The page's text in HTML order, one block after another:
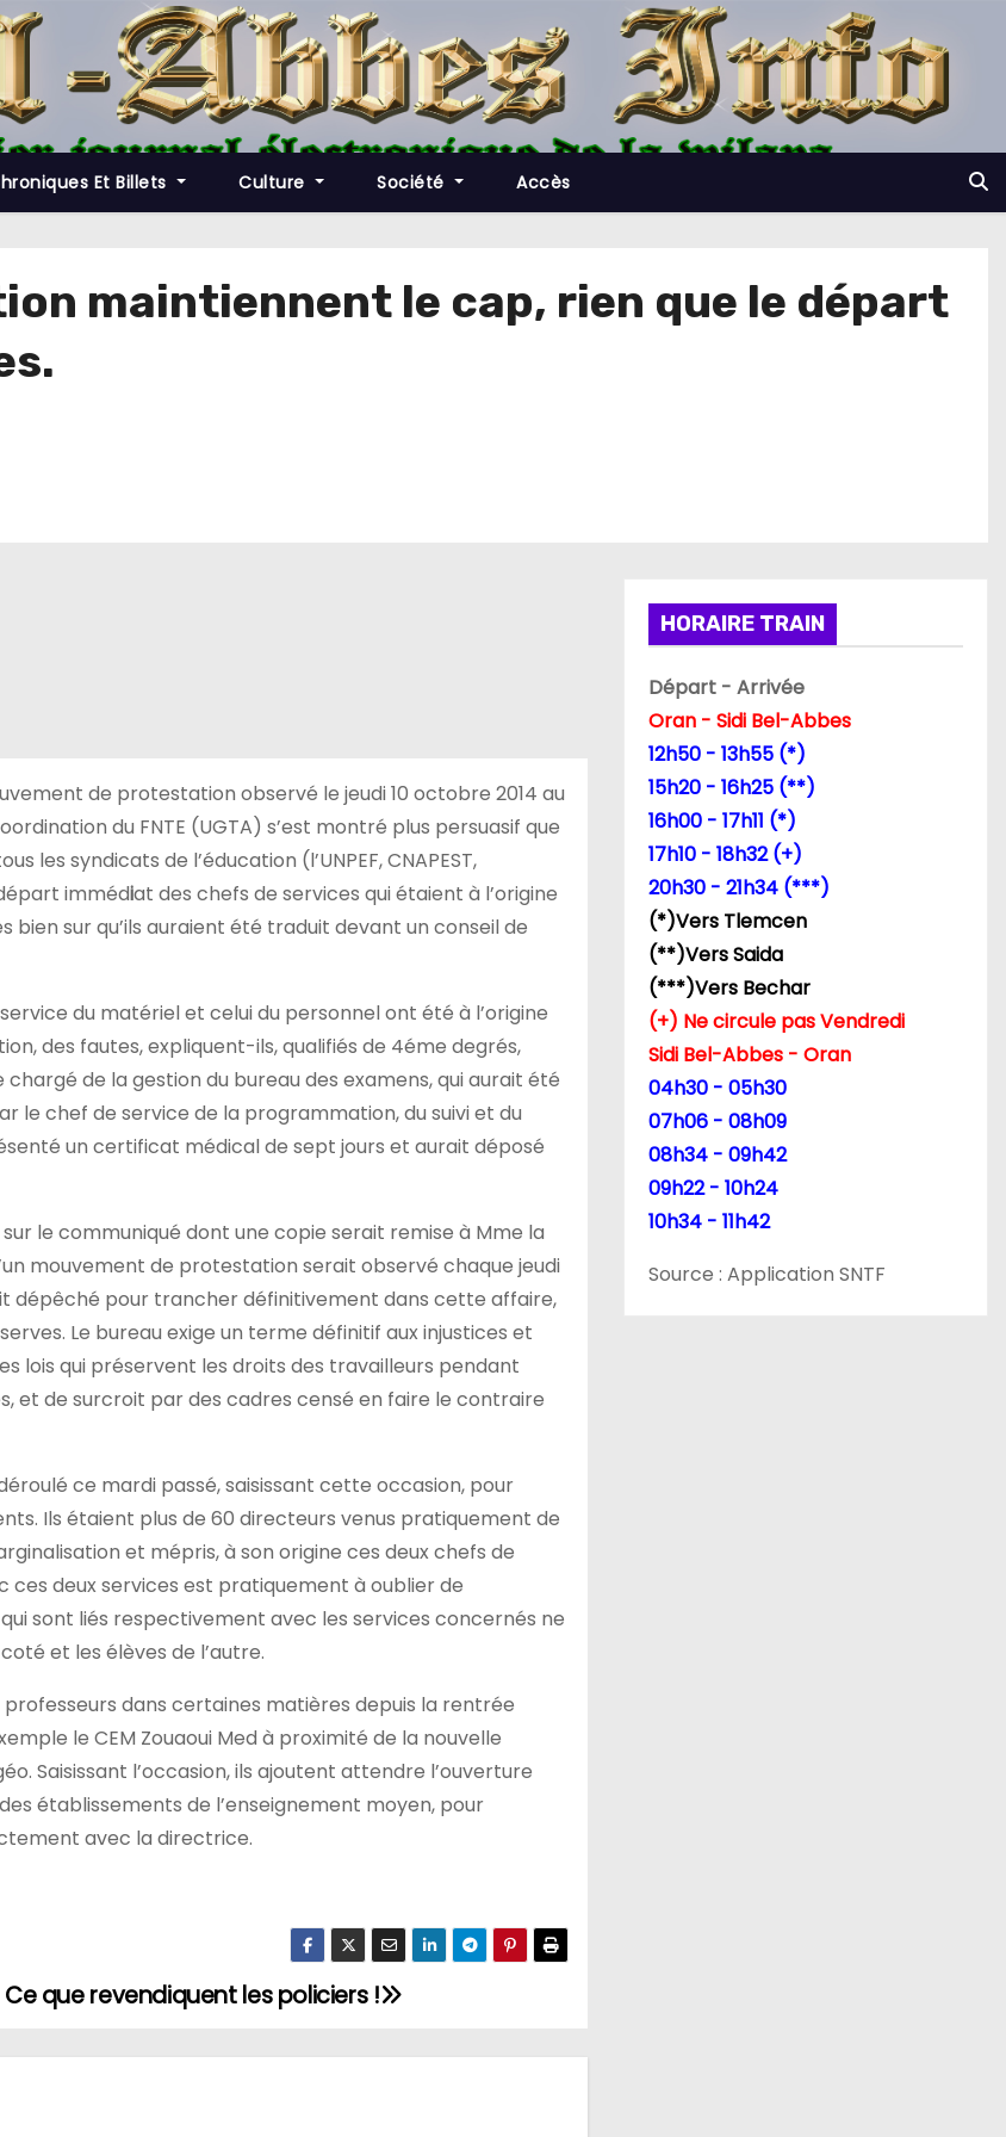
Et Billets Culture Société Accès
maintiennent le cap, rien que le départ
de protestation observé le jeudi 10 octobre 2014 au
du FNTE (UGTA) s’est montré plus persuasif que
les syndicats de l’éducation (l’UNPEF, CNAPEST,
immédiat des chefs de services qui étaient à l’origine
sur qu’ils auraient été traduit devant un conseil de
du matériel et celui du personnel ont été à l’origine
des fautes, expliquent-ils, qualifiés de 4éme degrés,
de la gestion du bureau des examens, qui aurait été
le chef de service de la programmation, du suivi et du
un certificat médical de sept jours et aurait déposé
le communiqué dont une copie serait remise à Mme la
mouvement de protestation serait observé chaque jeudi
dépêché pour trancher définitivement dans cette affaire,
Le bureau exige un terme définitif aux injustices et
lois qui préservent les droits des travailleurs pendant
et de surcroit par des cadres censé en faire le contraire
ce mardi passé, saisissant cette occasion, pour
Ils étaient plus de 60 directeurs venus pratiquement de
et mépris, à son origine ces deux chefs de
ces deux services est pratiquement à oublier de
sont liés respectivement avec les services concernés ne
et les élèves de l’autre.
dans certaines matières depuis la rentrée
le CEM Zouaoui Med à proximité de la nouvelle
Saisissant l’occasion, ils ajoutent attendre l’ouverture
établissements de l’enseignement moyen, pour
avec la directrice.
Ce que revendiquent les policiers !
HORAIRE TRAIN
Départ - Arrivée
Oran - Sidi Bel-Abbes
12h50 - 13h55 (*)
15h20 - 16h25 (**)
16h00 - 17h11 (*)
17h10 - 18h32 (+)
20h30 - 21h34 (***)
(*)Vers Tlemcen
(**)Vers Saida
(***)Vers Bechar
(+) Ne circule pas Vendredi
Sidi Bel-Abbes - Oran
04h30 - 05h30
07h06 - 08h09
08h34 - 09h42
09h22 - 10h24
10h34 - 11h42
Source : Application SNTF